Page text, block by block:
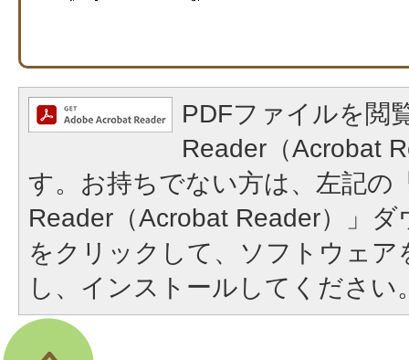
PDFファイルを閲
Reader（Acrobat
す。お持ちでない方は、左記の
Reader（Acrobat Reader）」
をクリックして、ソフトウェア
し、インストールしてください